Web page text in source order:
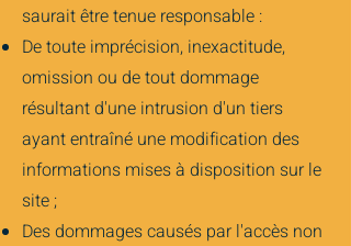
saurait être tenue responsable :
De toute imprécision, inexactitude,
omission ou de tout dommage
résultant d'une intrusion d'un tiers
ayant entraîné une modification des
informations mises à disposition sur le
site ;
Des dommages causés par l'accès non